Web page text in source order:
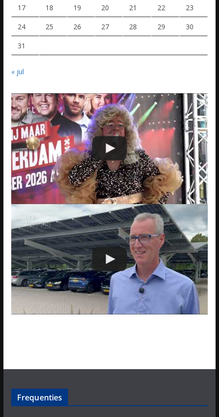
17 18 19 20 21 22 23
24 25 26 27 28 29 30
31
« jul
Frequenties